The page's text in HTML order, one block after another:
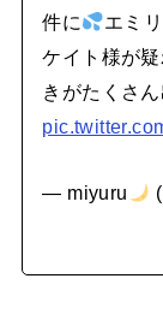
件に
エミ
ケイト様が
きがたくさ
— miyuru